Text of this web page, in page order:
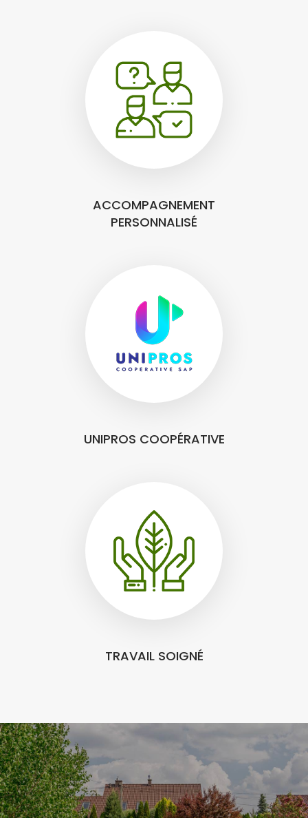
ACCOMPAGNEMENT
PERSONNALISÉ
UNIPROS COOPÉRATIVE
TRAVAIL SOIGNÉ